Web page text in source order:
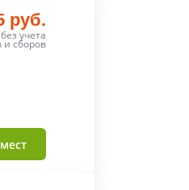
руб.
учета
и сборов